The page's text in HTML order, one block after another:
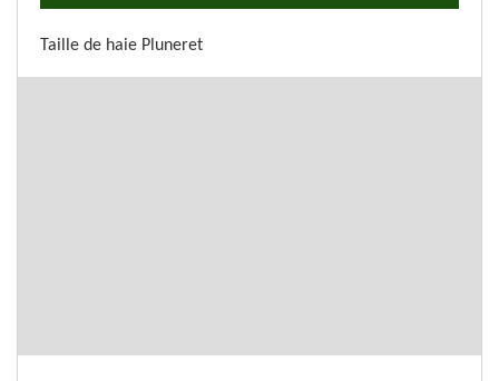
Taille de haie Pluneret